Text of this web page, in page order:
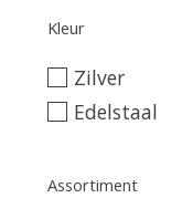
Kleur
Zilver
Edelstaal
Assortiment